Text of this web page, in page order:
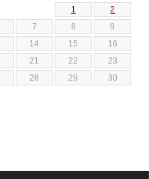
1
2
7 8
9
14 15
16
21 22
23
28 29
30